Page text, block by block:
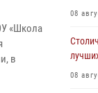
«Школа
в
08
08